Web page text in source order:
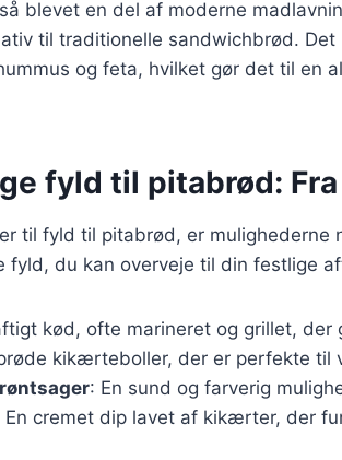
blevet en del af moderne
til traditionelle sandwichbrød.
og feta, hvilket gør det til en
fyld til pitabrød:
til fyld til pitabrød, er
fyld, du kan overveje til din festlige
kød, ofte marineret og grillet, der
kikærteboller, der er perfekte til
: En sund og farverig
En cremet dip lavet af kikærter, der